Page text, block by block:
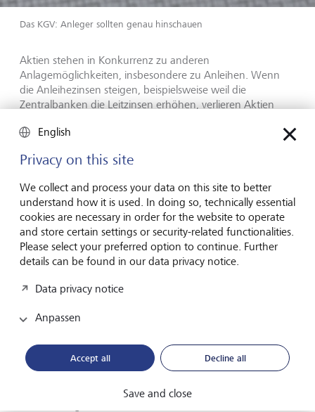
Das KGV: Anleger sollten genau hinschauen
Aktien stehen in Konkurrenz zu anderen
Anlagemöglichkeiten, insbesondere zu Anleihen. Wenn
die Anleihezinsen steigen, beispielsweise weil die
Zentralbanken die Leitzinsen erhöhen, verlieren Aktien
zunehmend ihre Aktien abstossen und Anleihen kaufen.
tendenziell sinken. Da Zinsen aus Unternehmenssicht meist
können, verstärkt sich der Zinseffekt zusätzlich. Aber vor
allem bedeuten höhere Zinsen, dass die künftigen
Gewinne mit dem höheren Zinssatz abdiskontiert werden,
zum heutigen Zeitpunkt also weniger wert sind. Bei der
Beurteilung, ob ein Unternehmen gemessen am KGV
attraktiv ist, müssen also immer auch die aktuelle Zinshöhe
Der Einfluss der Inflation
Steigt die Inflation, dann fallen in der Regel die
Aktienkurse und damit das KGV. Inflation führt nämlich
meist zu höheren Nominalzinsen. Hinzu kommt, dass die
English
Privacy on this site
We collect and process your data on this site to better
understand how it is used. In doing so, technically essential
cookies are necessary in order for the website to operate
and store certain settings or security-related functionalities.
Please select your preferred option to continue. Further
details can be found in our data privacy notice.
Data privacy notice
Anpassen
Accept all Decline all
Save and close